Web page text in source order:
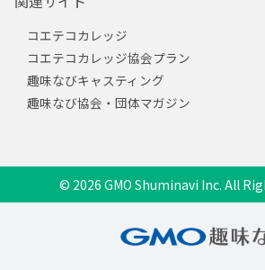
コエテコカレッジ
コエテコカレッジ協会プラン
趣味なびキャスティング
趣味なび協会・団体マガジン
© 2026 GMO Shuminavi Inc. All